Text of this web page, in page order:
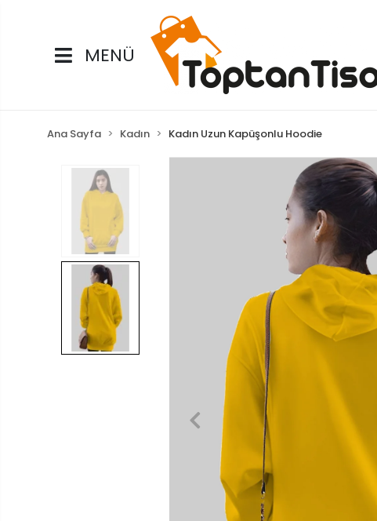
MENÜ
Ana Sayfa Kadın Kadın Uzun Kapüşonlu Hoodie